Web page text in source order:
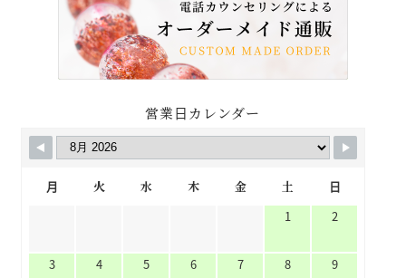
営業日カレンダー
月 火 水 木 金 土
日
1
2
3 4 5 6 7 8 9